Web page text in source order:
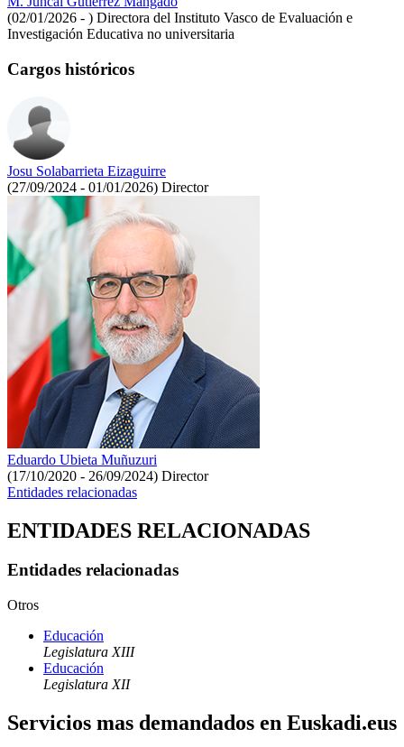
(02/01/2026 - ) Directora del Instituto Vasco de Evaluación e
Investigación Educativa no universitaria
Cargos históricos
Josu Solabarrieta Eizaguirre
(27/09/2024 - 01/01/2026) Director
Eduardo Ubieta Muñuzuri
(17/10/2020 - 26/09/2024) Director
Entidades relacionadas
ENTIDADES RELACIONADAS
Entidades relacionadas
Otros
Educación
Legislatura XIII
Educación
Legislatura XII
Servicios mas demandados en Euskadi.eus